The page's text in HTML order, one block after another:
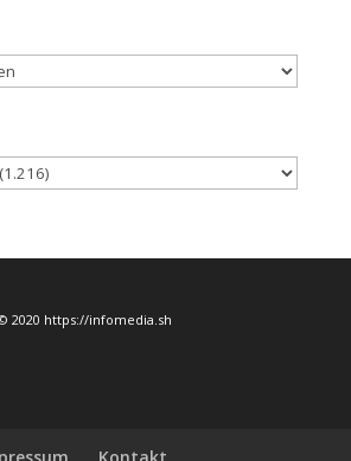
2020 https://infomedia.sh